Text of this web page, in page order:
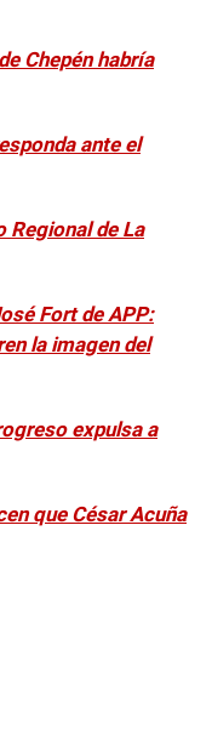
Chepén habría
ante el
Regional de La
Fort de APP:
la imagen del
expulsa a
que César Acuña